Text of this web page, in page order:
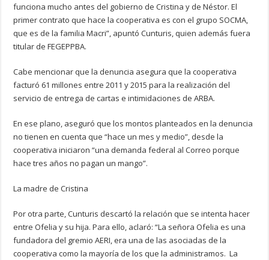
funciona mucho antes del gobierno de Cristina y de Néstor. El
primer contrato que hace la cooperativa es con el grupo SOCMA,
que es de la familia Macri”, apuntó Cunturis, quien además fuera
titular de FEGEPPBA.
Cabe mencionar que la denuncia asegura que la cooperativa
facturó 61 millones entre 2011 y 2015 para la realización del
servicio de entrega de cartas e intimidaciones de ARBA.
En ese plano, aseguró que los montos planteados en la denuncia
no tienen en cuenta que “hace un mes y medio”, desde la
cooperativa iniciaron “una demanda federal al Correo porque
hace tres años no pagan un mango”.
La madre de Cristina
Por otra parte, Cunturis descartó la relación que se intenta hacer
entre Ofelia y su hija. Para ello, aclaró: “La señora Ofelia es una
fundadora del gremio AERI, era una de las asociadas de la
cooperativa como la mayoría de los que la administramos. La